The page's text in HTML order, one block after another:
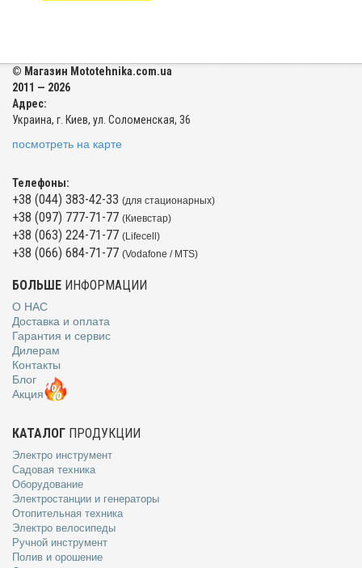
© Магазин Mototehnika.com.ua
2011 — 2026
Адрес:
Украина, г. Киев, ул. Соломенская, 36
посмотреть на карте
Телефоны:
+38 (044) 383-42-33 (для стационарных)
+38 (097) 777-71-77 (Киевстар)
+38 (063) 224-71-77 (Lifecell)
+38 (066) 684-71-77 (Vodafone / MTS)
БОЛЬШЕ ИНФОРМАЦИИ
О НАС
Доставка и оплата
Гарантия и сервис
Дилерам
Контакты
Блог
Акция
КАТАЛОГ ПРОДУКЦИИ
Электро инструмент
Садовая техника
Оборудование
Электростанции и генераторы
Отопительная техника
Электро велосипеды
Ручной инструмент
Полив и орошение